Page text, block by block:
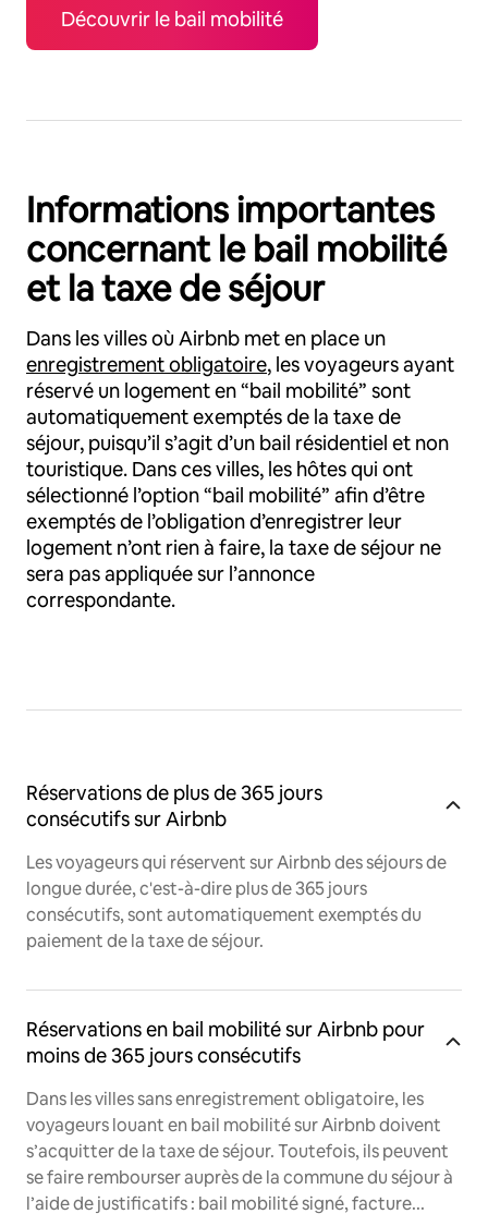
Découvrir le bail mobilité
Informations importantes
concernant le bail mobilité
et la taxe de séjour
Dans les villes où Airbnb met en place un
enregistrement obligatoire, les voyageurs ayant
réservé un logement en “bail mobilité” sont
automatiquement exemptés de la taxe de
séjour, puisqu’il s’agit d’un bail résidentiel et non
touristique. Dans ces villes, les hôtes qui ont
sélectionné l’option “bail mobilité” afin d’être
exemptés de l’obligation d’enregistrer leur
logement n’ont rien à faire, la taxe de séjour ne
sera pas appliquée sur l’annonce
correspondante.
Réservations de plus de 365 jours
consécutifs sur Airbnb
Les voyageurs qui réservent sur Airbnb des séjours de
longue durée, c'est-à-dire plus de 365 jours
consécutifs, sont automatiquement exemptés du
paiement de la taxe de séjour.
Réservations en bail mobilité sur Airbnb pour
moins de 365 jours consécutifs
Dans les villes sans enregistrement obligatoire, les
voyageurs louant en bail mobilité sur Airbnb doivent
s’acquitter de la taxe de séjour. Toutefois, ils peuvent
se faire rembourser auprès de la commune du séjour à
l’aide de justificatifs : bail mobilité signé, facture...